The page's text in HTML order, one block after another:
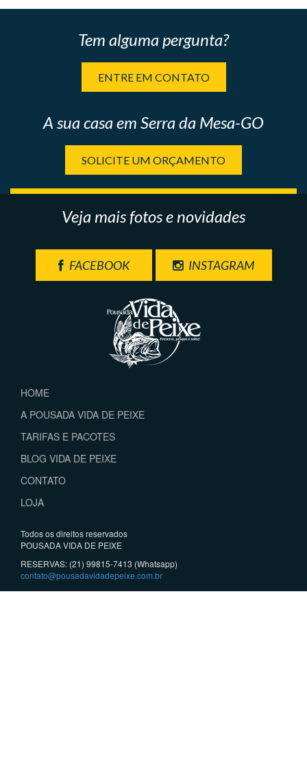
Tem alguma pergunta?
ENTRE EM CONTATO
A sua casa em Serra da Mesa-GO
SOLICITE UM ORÇAMENTO
Veja mais fotos e novidades
FACEBOOK INSTAGRAM
HOME
A POUSADA VIDA DE PEIXE
TARIFAS E PACOTES
BLOG VIDA DE PEIXE
CONTATO
LOJA
Todos os direitos reservados
POUSADA VIDA DE PEIXE
RESERVAS: (21) 99815-7413 (Whatsapp)
contato@pousadavidadepeixe.com.br